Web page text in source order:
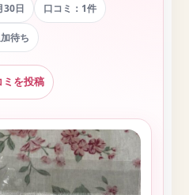
30日 口コミ：1件
待ち
ミを投稿